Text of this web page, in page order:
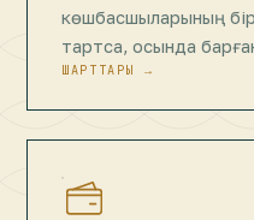
көшбасшыларының
тартса, осында
ШАРТТАРЫ →